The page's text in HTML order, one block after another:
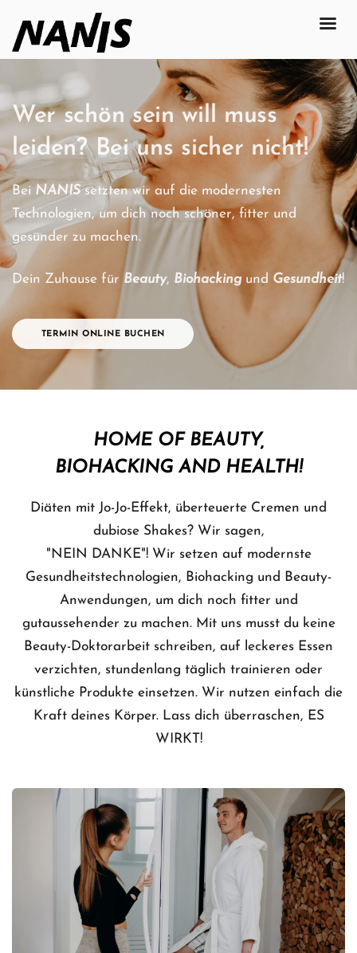
Wer schön sein will muss
leiden? Bei uns sicher nicht!
Bei NANISsetzten wir auf die modernesten
Technologien, um dich noch schöner, fitter und
gesünder zu machen.
Dein Zuhause fürBeauty, Biohacking und Gesundheit!
TERMIN ONLINE BUCHEN
HOME OF BEAUTY,
BIOHACKING AND HEALTH!
Diäten mit Jo-Jo-Effekt, überteuerte Cremen und
dubiose Shakes? Wir sagen,
"NEIN DANKE"! Wir setzen auf modernste
Gesundheitstechnologien, Biohacking und Beauty-
Anwendungen, um dich noch fitter und
gutaussehender zu machen. Mit uns musst du keine
Beauty-Doktorarbeit schreiben, auf leckeres Essen
verzichten, stundenlang täglich trainieren oder
künstliche Produkte einsetzen. Wir nutzen einfach die
Kraft deines Körper. Lass dich überraschen, ES
WIRKT!